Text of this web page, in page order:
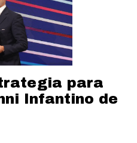
para
Infantino de